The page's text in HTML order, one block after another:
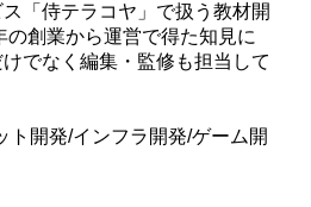
「侍テラコヤ」で扱う教材開
創業から運営で得た知見に
でなく編集・監修も担当して
ト開発/インフラ開発/ゲーム開